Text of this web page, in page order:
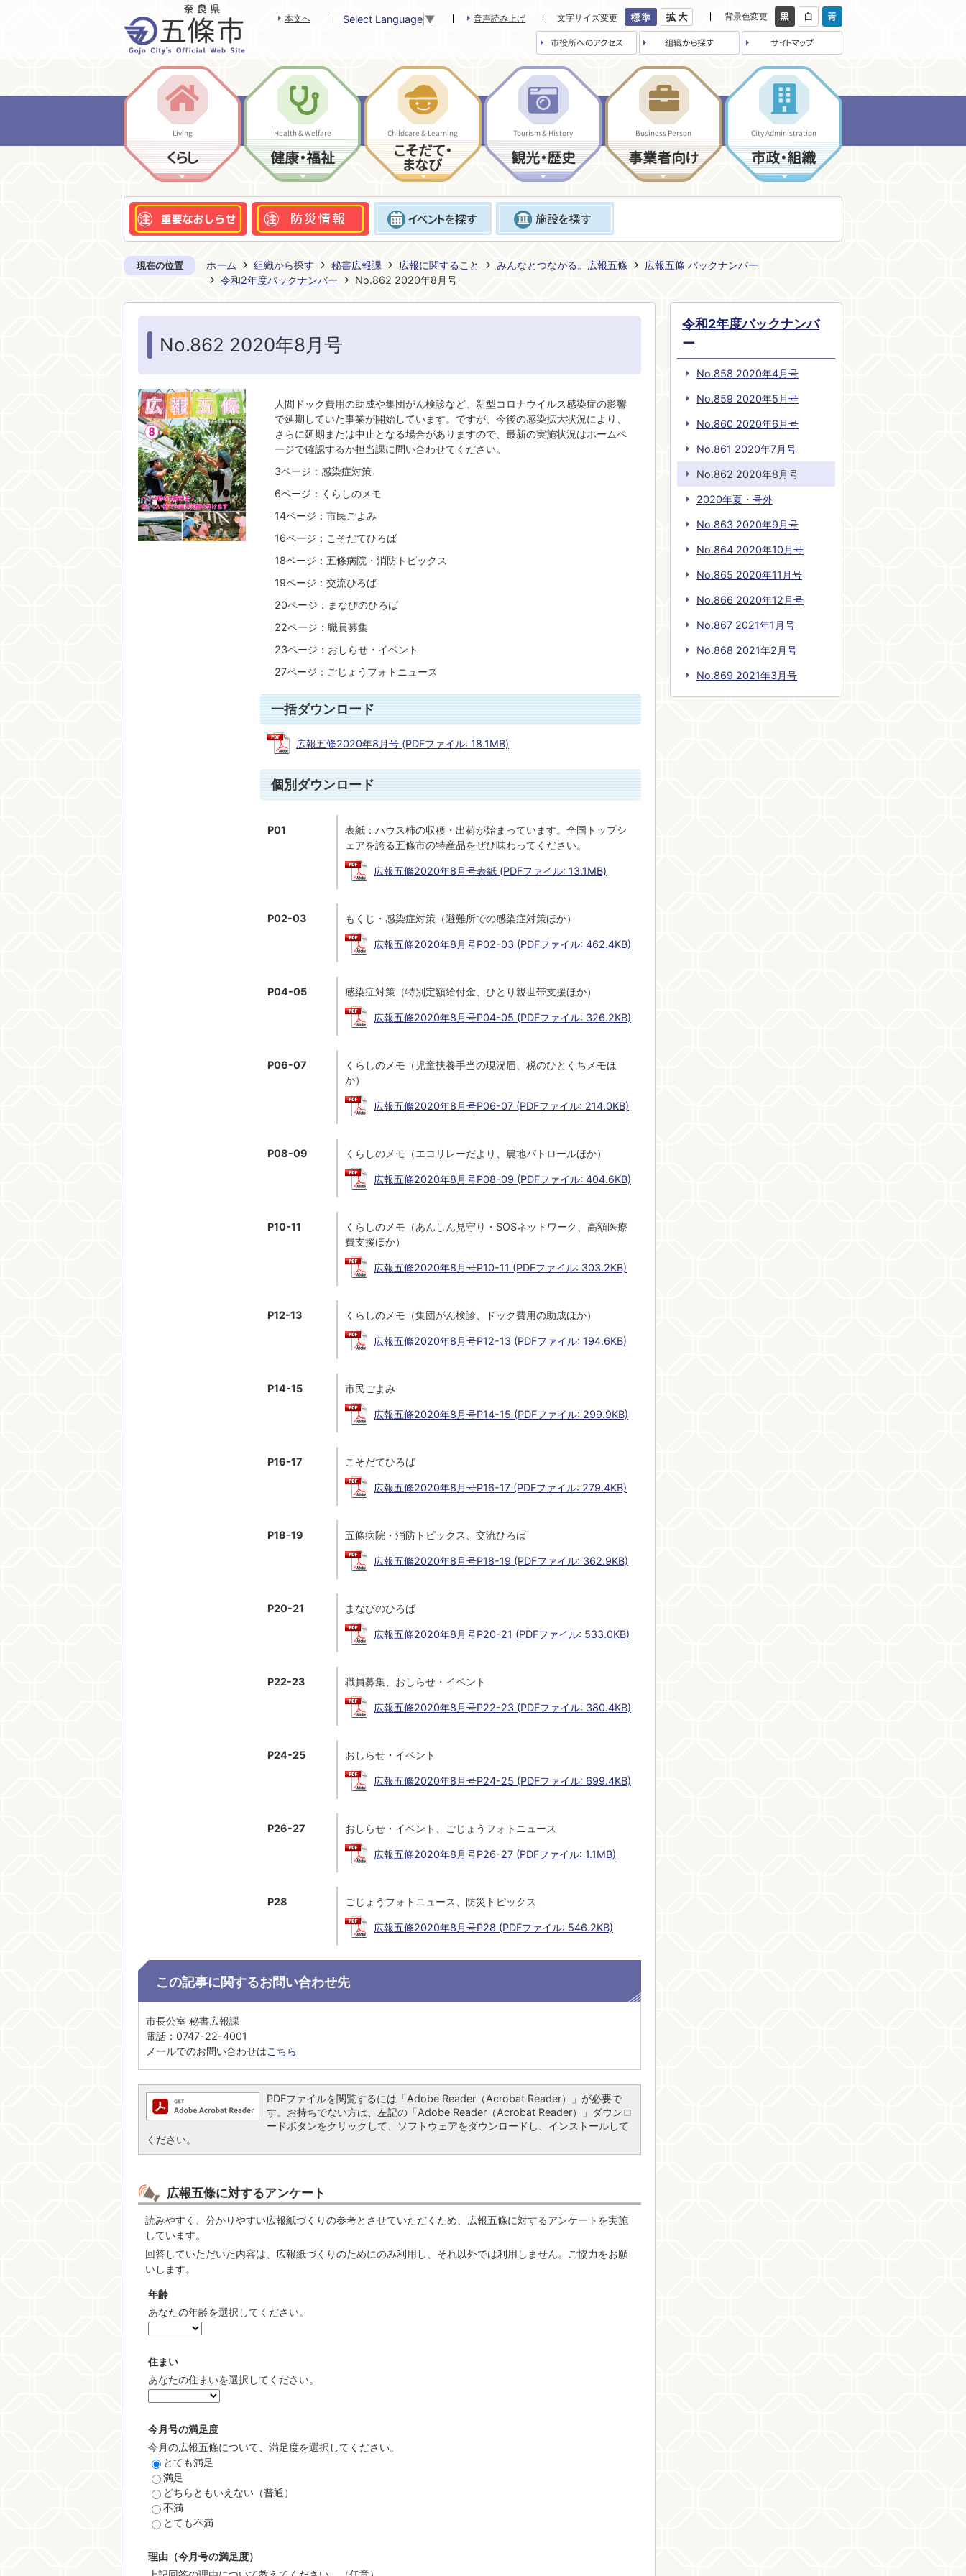
本文へ Select Language ▼ 音声読み上げ 文字サイズ変更 背景色変更
市役所へのアクセス 組織から探す サイトマップ
Living
くらし
Health & Welfare
健康・福祉
Childcare & Learning
こそだて・
まなび
Tourism & History
観光・歴史
Business Person
事業者向け
City Administration
市政・組織
現在の位置 ホーム 組織から探す 秘書広報課 広報に関すること みんなとつながる。広報五條
広報五條 バックナンバー
令和2年度バックナンバー
No.862 2020年8月号
No.862 2020年8月号
人間ドック費用の助成や集団がん検診など、新型コロナウイルス感染症の影響
で延期していた事業が開始しています。ですが、今後の感染拡大状況により、
さらに延期または中止となる場合がありますので、最新の実施状況はホームペ
ージで確認するか担当課に問い合わせてください。
3ページ：感染症対策
6ページ：くらしのメモ
14ページ：市民ごよみ
16ページ：こそだてひろば
18ページ：五條病院・消防トピックス
19ページ：交流ひろば
20ページ：まなびのひろば
22ページ：職員募集
23ページ：おしらせ・イベント
27ページ：ごじょうフォトニュース
一括ダウンロード
広報五條2020年8月号 (PDFファイル: 18.1MB)
個別ダウンロード
P01
表紙：ハウス柿の収穫・出荷が始まっています。全国トップシ
ェアを誇る五條市の特産品をぜひ味わってください。
広報五條2020年8月号表紙 (PDFファイル: 13.1MB)
P02-03 もくじ・感染症対策（避難所での感染症対策ほか）
広報五條2020年8月号P02-03 (PDFファイル: 462.4KB)
P04-05 感染症対策（特別定額給付金、ひとり親世帯支援ほか）
広報五條2020年8月号P04-05 (PDFファイル: 326.2KB)
P06-07
くらしのメモ（児童扶養手当の現況届、税のひとくちメモほ
か）
広報五條2020年8月号P06-07 (PDFファイル: 214.0KB)
P08-09 くらしのメモ（エコリレーだより、農地パトロールほか）
広報五條2020年8月号P08-09 (PDFファイル: 404.6KB)
P10-11
くらしのメモ（あんしん見守り・SOSネットワーク、高額医療
費支援ほか）
広報五條2020年8月号P10-11 (PDFファイル: 303.2KB)
P12-13 くらしのメモ（集団がん検診、ドック費用の助成ほか）
広報五條2020年8月号P12-13 (PDFファイル: 194.6KB)
P14-15 市民ごよみ
広報五條2020年8月号P14-15 (PDFファイル: 299.9KB)
P16-17 こそだてひろば
広報五條2020年8月号P16-17 (PDFファイル: 279.4KB)
P18-19 五條病院・消防トピックス、交流ひろば
広報五條2020年8月号P18-19 (PDFファイル: 362.9KB)
P20-21 まなびのひろば
広報五條2020年8月号P20-21 (PDFファイル: 533.0KB)
P22-23 職員募集、おしらせ・イベント
広報五條2020年8月号P22-23 (PDFファイル: 380.4KB)
P24-25 おしらせ・イベント
広報五條2020年8月号P24-25 (PDFファイル: 699.4KB)
P26-27 おしらせ・イベント、ごじょうフォトニュース
広報五條2020年8月号P26-27 (PDFファイル: 1.1MB)
P28 ごじょうフォトニュース、防災トピックス
広報五條2020年8月号P28 (PDFファイル: 546.2KB)
この記事に関するお問い合わせ先
市長公室 秘書広報課
電話：0747-22-4001
メールでのお問い合わせはこちら
PDFファイルを閲覧するには「Adobe Reader（Acrobat Reader）」が必要で
す。お持ちでない方は、左記の「Adobe Reader（Acrobat Reader）」ダウンロ
ードボタンをクリックして、ソフトウェアをダウンロードし、インストールして
ください。
広報五條に対するアンケート
読みやすく、分かりやすい広報紙づくりの参考とさせていただくため、広報五條に対するアンケートを実施
しています。
回答していただいた内容は、広報紙づくりのためにのみ利用し、それ以外では利用しません。ご協力をお願
いします。
年齢
あなたの年齢を選択してください。
住まい
あなたの住まいを選択してください。
今月号の満足度
今月の広報五條について、満足度を選択してください。
とても満足
満足
どちらともいえない（普通）
不満
とても不満
理由（今月号の満足度）
令和2年度バックナンバ
ー
No.858 2020年4月号
No.859 2020年5月号
No.860 2020年6月号
No.861 2020年7月号
No.862 2020年8月号
2020年夏・号外
No.863 2020年9月号
No.864 2020年10月号
No.865 2020年11月号
No.866 2020年12月号
No.867 2021年1月号
No.868 2021年2月号
No.869 2021年3月号